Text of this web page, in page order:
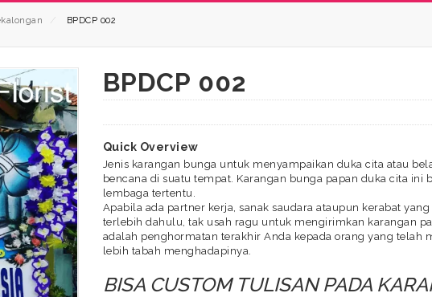
BPDCP 002
BPDCP 002
Quick Overview
Jenis karangan bunga untuk menyampaikan duka cita atau
bencana di suatu tempat. Karangan bunga papan duka cita
lembaga tertentu.
Apabila ada partner kerja, sanak saudara ataupun kerabat
terlebih dahulu, tak usah ragu untuk mengirimkan karangan
adalah penghormatan terakhir Anda kepada orang yang
lebih tabah menghadapinya.
BISA CUSTOM TULISAN PADA